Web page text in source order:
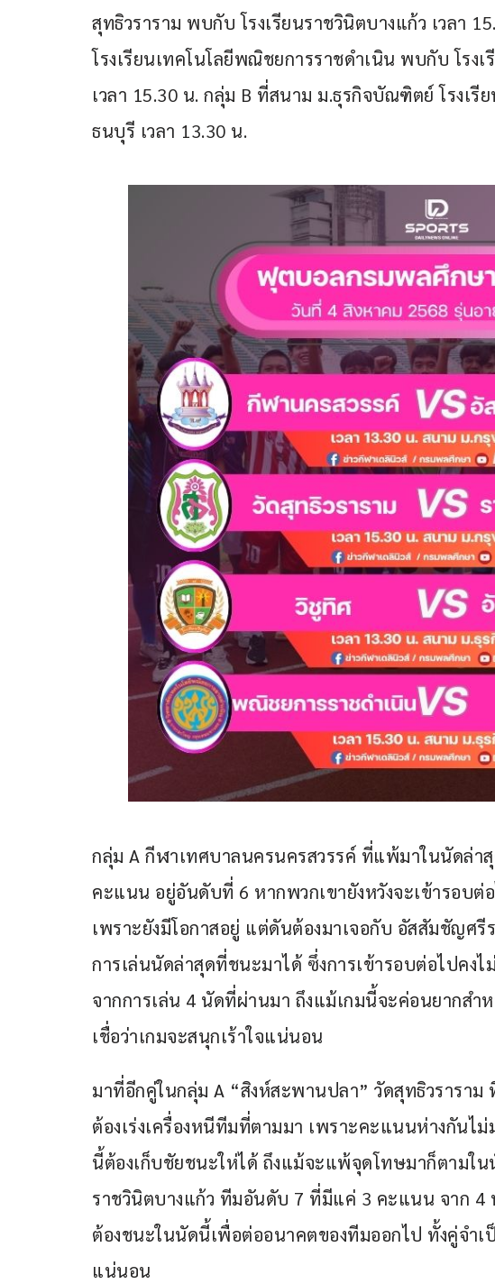
สุทธิวราราม พบกับ โรงเรียนราชวินิตบางแก้ว เวลา
โรงเรียนเทคโนโลยีพณิชยการราชดำเนิน พบกับ โรง
เวลา 15.30 น. กลุ่ม B ที่สนาม ม.ธุรกิจบัณฑิตย์ โรงเ
ธนบุรี เวลา 13.30 น.
กลุ่ม A กีฬาเทศบาลนครนครสวรรค์ ที่แพ้มาในนัดล่า
คะแนน อยู่อันดับที่ 6 หากพวกเขายังหวังจะเข้ารอบต่
เพราะยังมีโอกาสอยู่ แต่ดันต้องมาเจอกับ อัสสัมชัญศรี
การเล่นนัดล่าสุดที่ชนะมาได้ ซึ่งการเข้ารอบต่อไปคงไ
จากการเล่น 4 นัดที่ผ่านมา ถึงแม้เกมนี้จะค่อนยากส
เชื่อว่าเกมจะสนุกเร้าใจแน่นอน
มาที่อีกคู่ในกลุ่ม A “สิงห์สะพานปลา” วัดสุทธิวราราม
ต้องเร่งเครื่องหนีทีมที่ตามมา เพราะคะแนนห่างกันไ
นี้ต้องเก็บชัยชนะให่ได้ ถึงแม้จะแพ้จุดโทษมาก็ตามใ
ราชวินิตบางแก้ว ทีมอันดับ 7 ที่มีแค่ 3 คะแนน จาก 4
ต้องชนะในนัดนี้เพื่อต่ออนาคตของทีมออกไป ทั้งคู่จำเ
แน่นอน